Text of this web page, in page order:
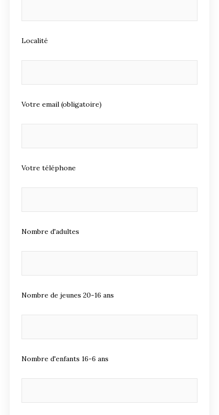
Localité
Votre email (obligatoire)
Votre téléphone
Nombre d'adultes
Nombre de jeunes 20-16 ans
Nombre d'enfants 16-6 ans